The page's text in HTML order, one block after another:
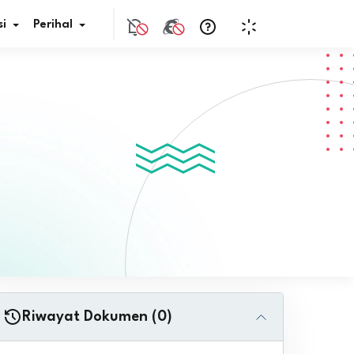
JDIH
Perihal
Riwayat Dokumen (0)